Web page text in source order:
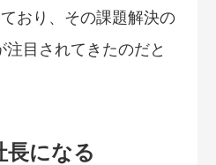
おり、その課題解決の
目されてきたのだと
長になる